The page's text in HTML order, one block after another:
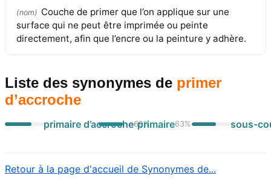
(nom) Couche de primer que l’on applique sur une
surface qui ne peut être imprimée ou peinte
directement, afin que l’encre ou la peinture y adhère.
Liste des synonymes de primer
d’accroche
primaire d’accroche69%
primaire63% sous-
Retour à la page d'accueil de Synonymes de...